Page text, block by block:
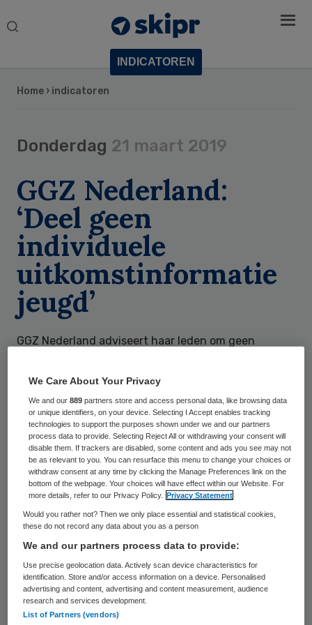
Search
Home › indicatoren
INDICATOREN
Donderdag 21 maart 2019
GGZ Nederland:
‘Deel geen
individuele
uitkomstinformatie
jeugd’
GGZ Nederland adviseert haar leden om geen
leveren van uitkomstinformatie jeugd-ggz uit de
koepelorganisatie wil met de gemeenten kijken of er
andere afspraken kunnen worden gemaakt over
inzage in de uitkomstindicatoren.
Lees meer
Vrijdag 5 oktober 2018
Start landelijke datababase uitkomsten
revalidatiezorg
We Care About Your Privacy
We and our889 partners store and access personal data, like browsing data
or unique identifiers, on your device. Selecting I Accept enables tracking
technologies to support the purposes shown under we and our partners
process data to provide. Selecting Reject All or withdrawing your consent will
disable them. If trackers are disabled, some content and ads you see may not
be as relevant to you. You can resurface this menu to change your choices or
withdraw consent at any time by clicking the Manage Preferences link on the
bottom of the webpage. Your choices will have effect within our Website. For
more details, refer to our Privacy Policy.
Privacy Statement
Would you rather not? Then we only place essential and statistical cookies,
these do not record any data about you as a person
We and our partners process data to provide:
Use precise geolocation data. Actively scan device characteristics for
identification. Store and/or access information on a device. Personalised
advertising and content, advertising and content measurement, audience
research and services development.
List of Partners (vendors)